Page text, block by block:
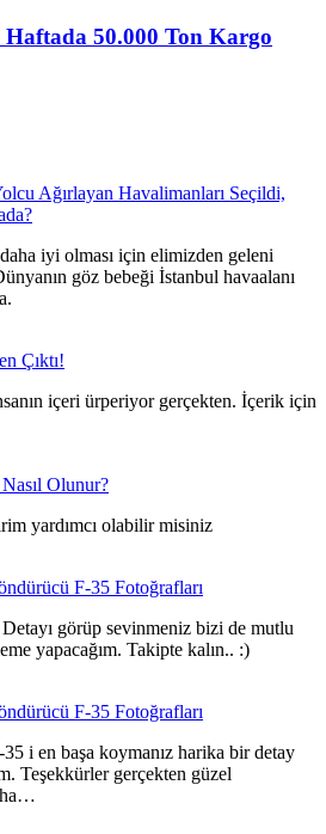
50.000 Ton Kargo
Ağırlayan Havalimanları Seçildi,
iyi olması için elimizden geleni
göz bebeği İstanbul havaalanı
Çıktı!
içeri ürperiyor gerçekten. İçerik için
Olunur?
yardımcı olabilir misiniz
F-35 Fotoğrafları
görüp sevinmeniz bizi de mutlu
yapacağım. Takipte kalın.. :)
F-35 Fotoğrafları
i en başa koymanız harika bir detay
Teşekkürler gerçekten güzel